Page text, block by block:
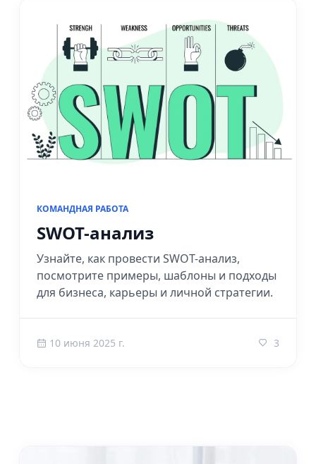
КОМАНДНАЯ РАБОТА
SWOT-анализ
Узнайте, как провести SWOT-анализ,
посмотрите примеры, шаблоны и подходы
для бизнеса, карьеры и личной стратегии.
10 июня 2025 г. 3